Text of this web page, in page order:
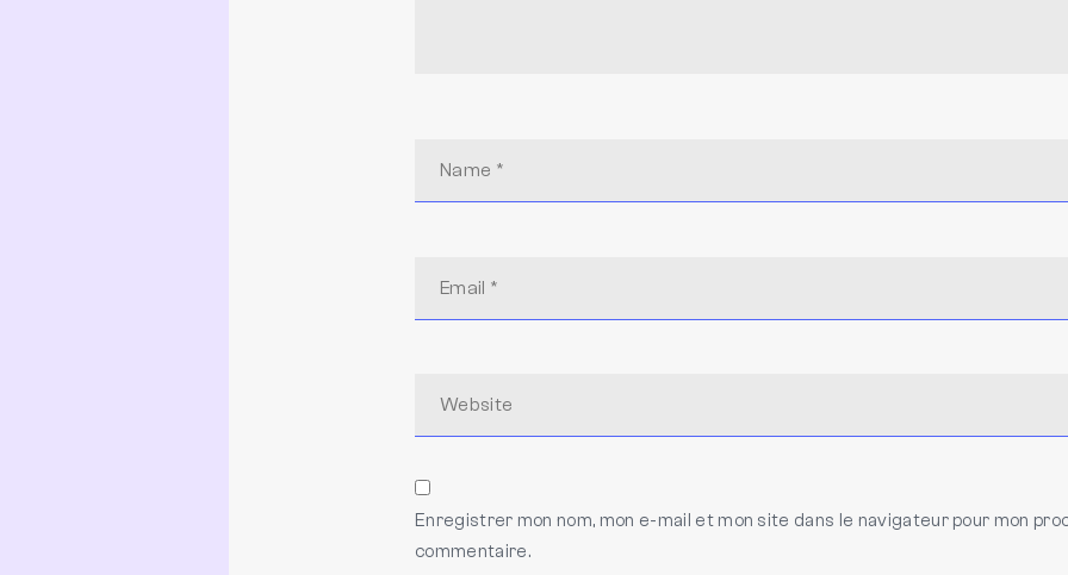
Enregistrer mon nom, mon e-mail et mon site dans le navigateur pour mon
commentaire.